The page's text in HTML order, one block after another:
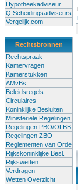
Hypotheekadviseur
Q Scheidingsadviseurs
Vergelijk.com
Rechtsbronnen
Rechtspraak
Kamervragen
Kamerstukken
AMvBs
Beleidsregels
Circulaires
Koninklijke Besluiten
Ministeriële Regelingen
Regelingen PBO/OLBB
Regelingen ZBO
Reglementen van Orde
Rijkskoninklijke Besl.
Rijkswetten
Verdragen
Wetten Overzicht